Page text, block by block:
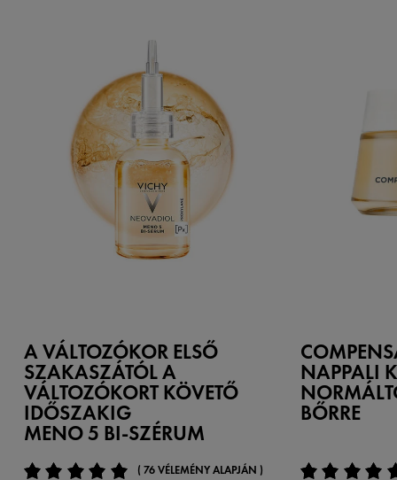
A VÁLTOZÓKOR ELSŐ
SZAKASZÁTÓL A
VÁLTOZÓKORT KÖVETŐ
IDŐSZAKIG
MENO 5 BI-SZÉRUM
( 76 VÉLEMÉNY ALAPJÁN )
NAPPALI
BŐRRE